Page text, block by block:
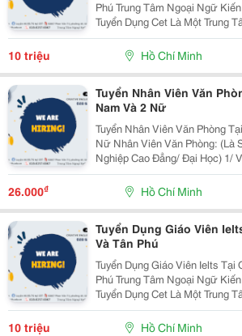
Phú Trung Tâm Ngoại Ngữ Kiến Tạo C.e.t Thông Báo
Tuyển Dụng Cet Là Một Trung Tâm Ngoại Ngữ Đã Được
Thành Lập 16 Năm Chuyên Về
10 triệu Hồ Chí Minh
Tuyển Nhân Viên Văn
Nam Và 2 Nữ
Tuyển Nhân Viên Văn Phòng
Nữ Nhân Viên Văn Phòng: (Là Sinh Viên Hoặc Đã Tốt
Nghiệp Cao Đẳng/ Đại Học) 1/ Vị Trí: Nhân Viên Full
Time (2 Nam 2 Nữ) Ca Làm: 13:00 Đến 21:00 (1 Tháng
Được Nghỉ Phép 1 Ngày, Và
26.000₫ Hồ Chí Minh
Tuyển Dụng Giáo Viên
Và Tân Phú
Tuyển Dụng Giáo Viên Ielts Tại
Phú Trung Tâm Ngoại Ngữ Kiến Tạo C.e.t Thông Báo
Tuyển Dụng Cet Là Một Trung Tâm Ngoại Ngữ Đã Được
Thành Lập 16 Năm Chuyên Về
10 triệu Hồ Chí Minh